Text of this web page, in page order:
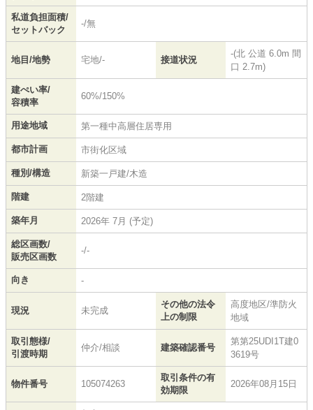
私道負担面積/
セットバック
-/無
地目/地勢 宅地/- 接道状況
-(北 公道 6.0m 間
口 2.7m)
建ぺい率/
容積率
60%/150%
用途地域 第一種中高層住居専用
都市計画 市街化区域
種別/構造 新築一戸建/木造
階建 2階建
築年月 2026年 7月 (予定)
総区画数/
販売区画数
-/-
向き -
現況 未完成
その他の法令
上の制限
高度地区/準防火
地域
取引態様/
引渡時期
仲介/相談 建築確認番号
第第25UDI1T建0
3619号
物件番号 105074263
取引条件の有
効期限
2026年08月15日